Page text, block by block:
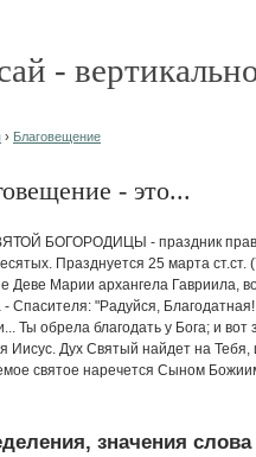
-
› Благовещение
- это...
БОГОРОДИЦЫ - праздник
Празднуется 25 марта ст.ст.
Деве Марии архангела Гавриила,
- Спасителя: "Радуйся,
Ты обрела благодать у Бога; и
Иисус. Дух Святый найдет на
святое наречется Сыном
значения